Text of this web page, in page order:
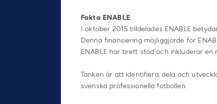
Fakta ENABLE:
I oktober 2015 tilldelades ENABLE
Denna finansiering möjliggjorde för
ENABLE har brett stöd och inkluderar en
Tanken är att identifiera, dela och
svenska professionella fotbollen.